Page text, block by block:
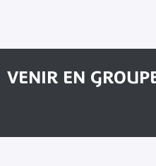
VENIR EN